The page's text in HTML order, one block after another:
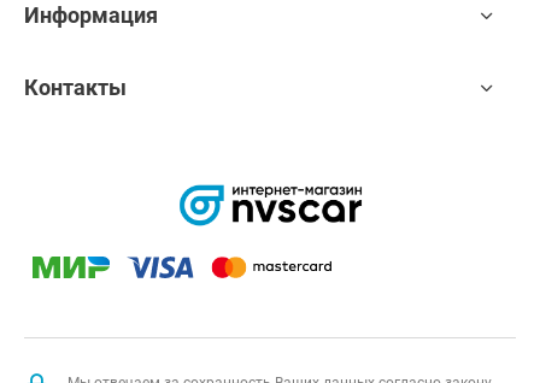
Информация
Контакты